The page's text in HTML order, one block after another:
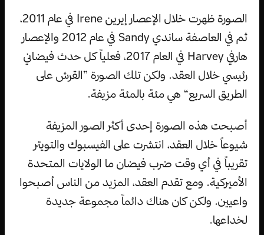
الصورة ظهرت خلال الإعصار إيرين Irene في عام 2011،
ثم في العاصفة ساندي Sandy في عام 2012 والإعصار
هارفي Harvey في العام 2017، فعلياً كل حدث فيضاني
رئيسي خلال العقد. ولكن تلك الصورة ”القرش على
الطريق السريع“ هي مئة بالمئة مزيفة.
أصبحت هذه الصورة إحدى أكثر الصور المزيفة
شيوعاً خلال العقد، انتشرت على الفيسبوك والتويتر
تقريباً في أي وقت ضرب فيضان ما الولايات المتحدة
الأميركية. ومع تقدم العقد، المزيد من الناس أصبحوا
واعيين. ولكن كان هناك دائماً مجموعة جديدة
لخداعها.